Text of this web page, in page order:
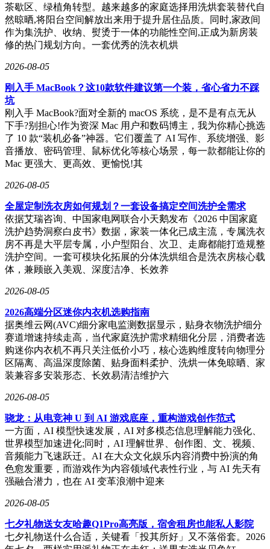
茶歇区、绿植角转型。越来越多的家庭选择用洗烘套装替代自
然晾晒,将阳台空间解放出来用于提升居住品质。同时,家政间
作为集洗护、收纳、熨烫于一体的功能性空间,正成为新房装
修的热门规划方向。一套优秀的洗衣机烘
2026-08-05
刚入手 MacBook？这10款软件建议第一个装，省心省力不踩
坑
刚入手 MacBook?面对全新的 macOS 系统，是不是有点无从
下手?别担心!作为资深 Mac 用户和数码博主，我为你精心挑选
了 10 款“装机必备”神器。它们覆盖了 AI 写作、系统增强、影
音播放、密码管理、鼠标优化等核心场景，每一款都能让你的
Mac 更强大、更高效、更愉悦!其
2026-08-05
全屋定制洗衣房如何规划？一套设备搞定空间洗护全需求
依据艾瑞咨询、中国家电网联合小天鹅发布《2026 中国家庭
洗护趋势洞察白皮书》数据，家装一体化已成主流，专属洗衣
房不再是大平层专属，小户型阳台、次卫、走廊都能打造规整
洗护空间。一套可模块化拓展的分体洗烘组合是洗衣房核心载
体，兼顾嵌入美观、深度洁净、长效养
2026-08-05
2026高端分区迷你内衣机选购指南
据奥维云网(AVC)细分家电监测数据显示，贴身衣物洗护细分
赛道增速持续走高，当代家庭洗护需求精细化分层，消费者选
购迷你内衣机不再只关注低价小巧，核心选购维度转向物理分
区隔离、高温深度除菌、贴身面料柔护、洗烘一体免晾晒、家
装兼容多安装形态、长效易清洁维护六
2026-08-05
骁龙：从电竞神 U 到 AI 游戏底座，重构游戏创作范式
一方面，AI 模型快速发展，AI 对多模态信息理解能力强化、
世界模型加速进化;同时，AI 理解世界、创作图、文、视频、
音频能力飞速跃迁。AI 在大众文化娱乐内容消费中扮演的角
色愈发重要，而游戏作为内容领域代表性行业，与 AI 先天有
强融合潜力，也在 AI 变革浪潮中迎来
2026-08-05
七夕礼物送女友哈趣Q1Pro高亮版，宿舍租房也能私人影院
七夕礼物送什么合适，关键看「投其所好」又不落俗套。2026